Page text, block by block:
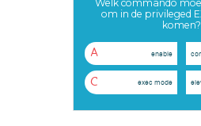
Welk commando
om in de privileged
komen?
A enable
C exec mode